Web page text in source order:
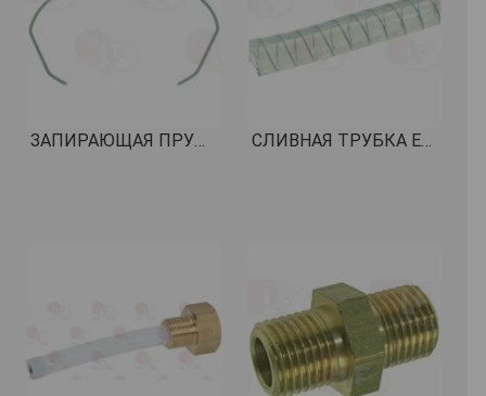
ЗАПИРАЮЩАЯ ПРУЖИНА ФИЛЬТРА ИЗ НЕРЖАВЕЮЩЕЙ СТАЛИ ø 1,30 мм КОД: 1250333 СЛИВНАЯ ТРУБКА ELISPIR ø 12x18 мм - 30 м КОД: 1449270